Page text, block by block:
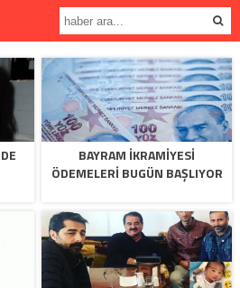
BAYRAM IKRAMIYESI
ÖDEMELERI BUGÜN BAŞLIYOR